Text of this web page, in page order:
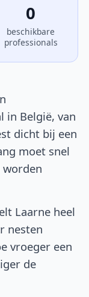
0
beschikbare
professionals
in België, van
dicht bij een
moet snel
Laarne heel
nesten
vroeger een
de